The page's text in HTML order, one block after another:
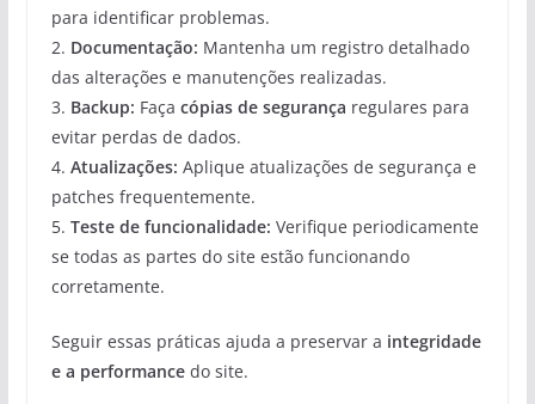
para identificar problemas.
2. Documentação: Mantenha um registro detalhado
das alterações e manutenções realizadas.
3. Backup: Faça cópias de segurança regulares para
evitar perdas de dados.
4. Atualizações: Aplique atualizações de segurança e
patches frequentemente.
5. Teste de funcionalidade: Verifique periodicamente
se todas as partes do site estão funcionando
corretamente.
Seguir essas práticas ajuda a preservar a integridade
e a performancedo site.